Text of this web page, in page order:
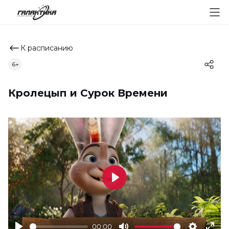
К расписанию
Кролецып и Сурок Времени
6+
00:00
Play